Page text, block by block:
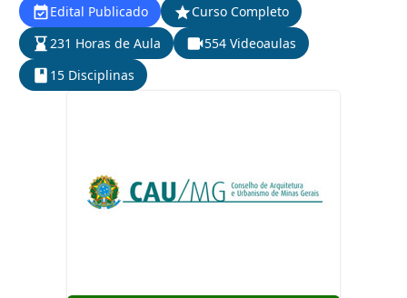
Edital Publicado
Curso Completo
231 Horas de Aula
554 Videoaulas
15 Disciplinas